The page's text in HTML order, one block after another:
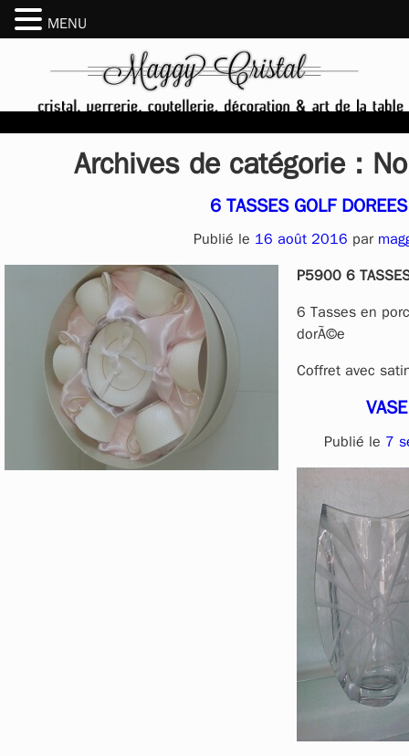
Archives de catégorie :
6 TASSES GOLF DOREES
Publié le 16 août 2016 par
P5900 6
6 Tasses en
dorÃ©e
Coffret avec
Publié le 7
MENU